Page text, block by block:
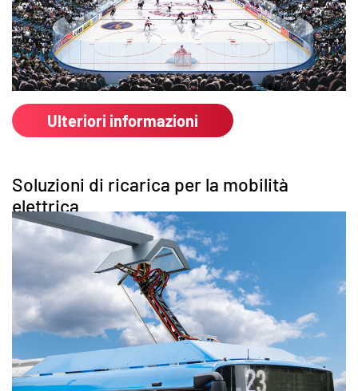
Ulteriori informazioni
Soluzioni di ricarica per la mobilità
elettrica